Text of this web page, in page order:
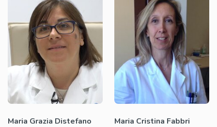
Maria Grazia Distefano Maria Cristina Fabbri